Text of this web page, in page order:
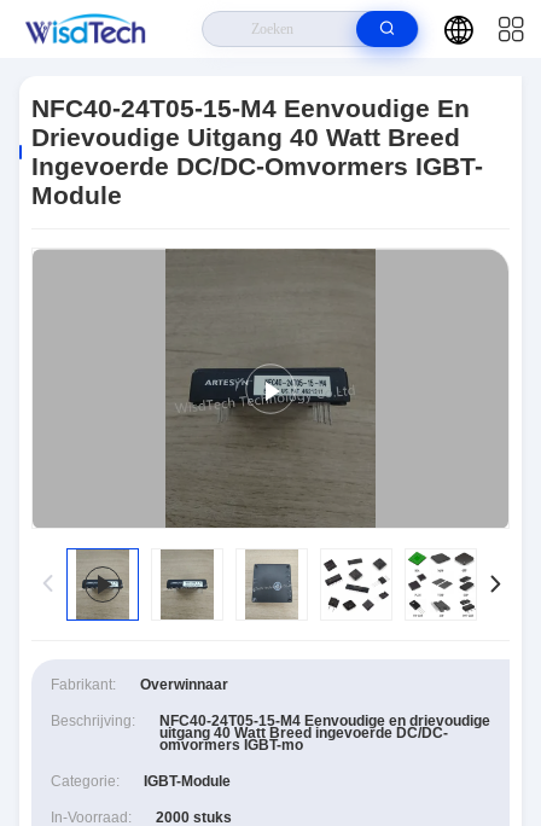
En Drievoudige Uitgang 40 Watt Breed Ingevoerde DC/DC-Omvormers
IGBT-Module
NFC40-24T05-15-M4 Eenvoudige En
Drievoudige Uitgang 40 Watt Breed
Ingevoerde DC/DC-Omvormers IGBT-
Module
Fabrikant: Overwinnaar
Beschrijving: NFC40-24T05-15-M4 Eenvoudige en drievoudige
uitgang 40 Watt Breed ingevoerde DC/DC-
omvormers IGBT-mo
Categorie: IGBT-Module
In-Voorraad: 2000 stuks